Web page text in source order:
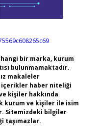
bir marka, kurum
bulunmamaktadır.
makaleler
içerikler haber niteliği
kişiler hakkında
kurum ve kişiler ile isim
Sitemizdeki bilgiler
taşımazlar.